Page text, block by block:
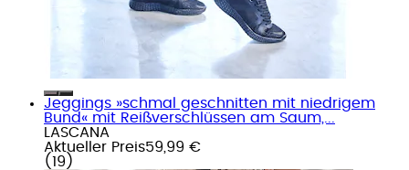
Jeggings »schmal geschnitten mit niedrigem
Bund« mit Reißverschlüssen am Saum,...
LASCANA
Aktueller Preis59,99 €
( 19 )